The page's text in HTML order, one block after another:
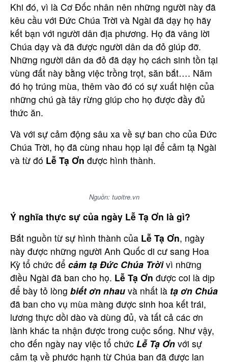
Khi đó, vì là Cơ Đốc nhân nên những người này đã
kêu cầu với Đức Chúa Trời và Ngài đã dạy họ hãy
kết bạn với người dân địa phương. Họ đã vâng lời
Chúa dạy và đã được người dân da đỏ giúp đỡ.
Những người dân da đỏ đã dạy họ cách sinh tồn tại
vùng đất này bằng việc trồng trọt, săn bắt…. Năm
đó họ trúng mùa, thêm vào đó có sự xuất hiện của
những chú gà tây rừng giúp cho họ được đầy đủ
thức ăn.
Và với sự cảm động sâu xa về sự ban cho của Đức
Chúa Trời, họ đã cùng nhau họp lại để cảm tạ Ngài
và từ đó Lễ Tạ Ơn được hình thành.
Nguồn: tuoitre.vn
Ý nghĩa thực sự của ngày Lễ Tạ Ơn là gì?
Bắt nguồn từ sự hình thành của Lễ Tạ Ơn, ngày
này được những người Anh Quốc di cư sang Hoa
Kỳ tổ chức để cảm tạ Đức Chúa Trờivì những
điều Ngài đã ban cho họ. Lễ Tạ Ơn được coi là dịp
để bày tỏ lòng biết ơn nhau và nhất là tạ ơn Chúa
đã ban cho vụ mùa màng được sinh hoa kết trái,
lương thực dồi dào và dùng đủ, và tất cả các ơn
lành khác ta nhận được trong cuộc sống. Như vậy,
cho đến ngày nay việc tổ chức Lễ Tạ Ơn với sự
cảm tạ về phước hạnh từ Chúa ban đã được lan